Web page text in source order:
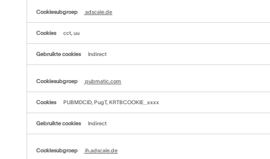
adscale.de
cct, uu
Indirect
pubmatic.com
PUBMDCID, PugT, KRTBCOOKIE_xxxx
Indirect
ih.adscale.de